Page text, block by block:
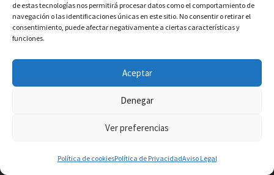
de estas tecnologías nos permitirá procesar datos como el comportamiento de
navegación o las identificaciones únicas en este sitio. No consentir o retirar el
consentimiento, puede afectar negativamente a ciertas características y
funciones.
Aceptar
Denegar
Ver preferencias
Política de cookiesPolítica de PrivacidadAviso Legal
Aviso Legal
Cecotec Conga
© 2026 Vacuum Spain - WordPress Theme by
Kadence WP